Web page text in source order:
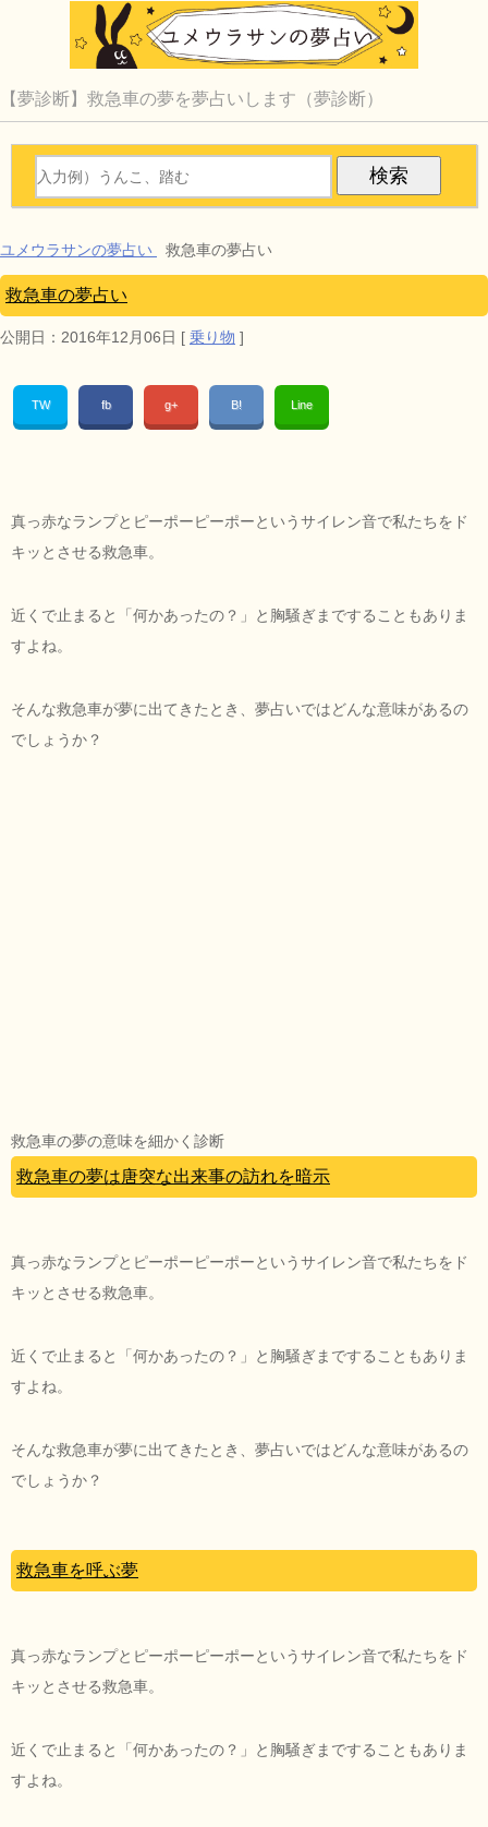
【夢診断】救急車の夢を夢占いします（夢診断）
ユメウラサンの夢占い 救急車の夢占い
救急車の夢占い
公開日： 2016年12月06日 [ 乗り物 ]
TW fb g+ B! Line
真っ赤なランプとピーポーピーポーというサイレン音で私たちをド
キッとさせる救急車。
近くで止まると「何かあったの？」と胸騒ぎまですることもありま
すよね。
そんな救急車が夢に出てきたとき、夢占いではどんな意味があるの
でしょうか？
救急車の夢の意味を細かく診断
救急車の夢は唐突な出来事の訪れを暗示
真っ赤なランプとピーポーピーポーというサイレン音で私たちをド
キッとさせる救急車。
近くで止まると「何かあったの？」と胸騒ぎまですることもありま
すよね。
そんな救急車が夢に出てきたとき、夢占いではどんな意味があるの
でしょうか？
救急車を呼ぶ夢
真っ赤なランプとピーポーピーポーというサイレン音で私たちをド
キッとさせる救急車。
近くで止まると「何かあったの？」と胸騒ぎまですることもありま
すよね。